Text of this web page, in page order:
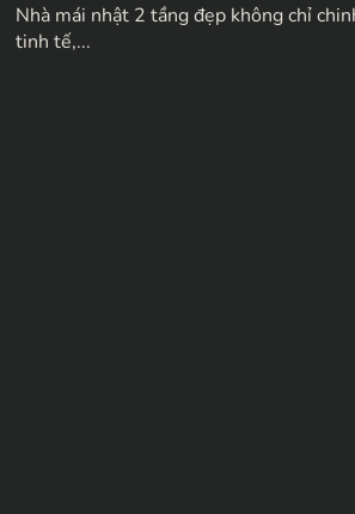
Nhà mái nhật 2 tầng đẹp không chỉ
tinh tế,...